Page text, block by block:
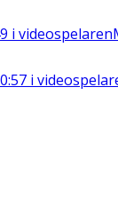
i videospelaren
i